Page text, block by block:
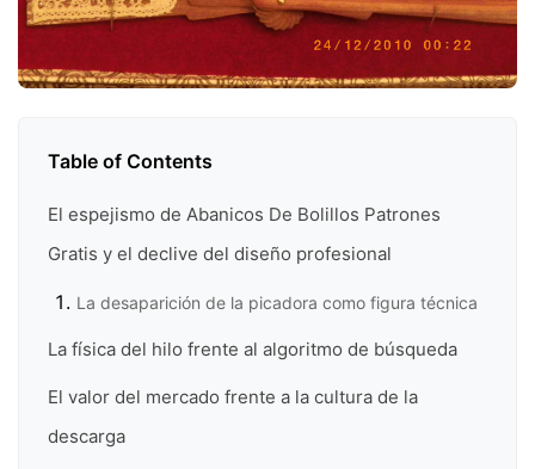
Table of Contents
El espejismo de Abanicos De Bolillos Patrones
Gratis y el declive del diseño profesional
La desaparición de la picadora como figura técnica
La física del hilo frente al algoritmo de búsqueda
El valor del mercado frente a la cultura de la
descarga